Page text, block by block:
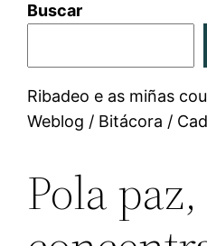
Buscar
Ribadeo e as miñas
Weblog / Bitácora /
Pola paz,